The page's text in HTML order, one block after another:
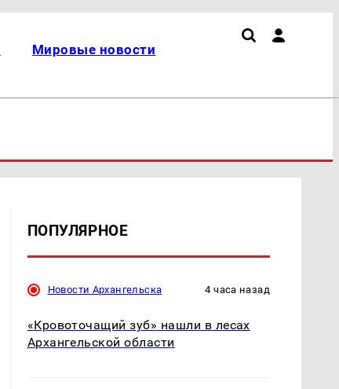
Мировые новости
ПОПУЛЯРНОЕ
Новости Архангельска 4 часа назад
«Кровоточащий зуб» нашли в лесах
Архангельской области